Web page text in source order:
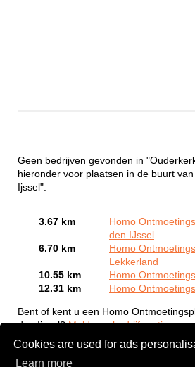
Cookies are used for ads
Learn more
Geen bedrijven gevonden in
hieronder voor plaatsen in de buurt
Ijssel".
3.67 km
Homo
den IJssel
6.70 km
Homo
Lekkerland
10.55 km
Homo
12.31 km
Homo
Bent of kent u een Homo
den Ijssel?Meld een bedrijf gratis aan